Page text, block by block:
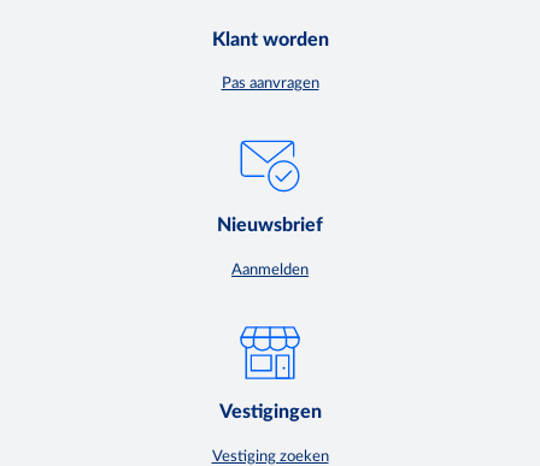
Klant worden
Pas aanvragen
Nieuwsbrief
Aanmelden
Vestigingen
Vestiging zoeken